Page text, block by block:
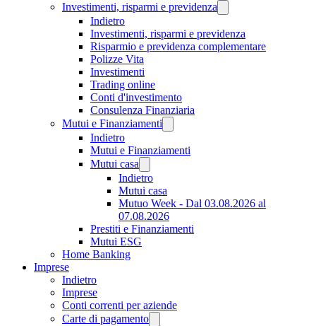
Investimenti, risparmi e previdenza
Indietro
Investimenti, risparmi e previdenza
Risparmio e previdenza complementare
Polizze Vita
Investimenti
Trading online
Conti d'investimento
Consulenza Finanziaria
Mutui e Finanziamenti
Indietro
Mutui e Finanziamenti
Mutui casa
Indietro
Mutui casa
Mutuo Week - Dal 03.08.2026 al
07.08.2026
Prestiti e Finanziamenti
Mutui ESG
Home Banking
Imprese
Indietro
Imprese
Conti correnti per aziende
Carte di pagamento